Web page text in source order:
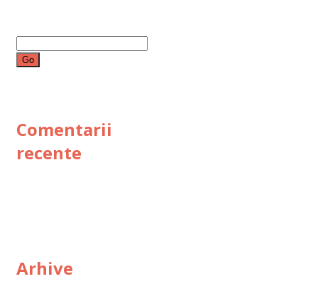
Search
for:
Comentarii
recente
Arhive